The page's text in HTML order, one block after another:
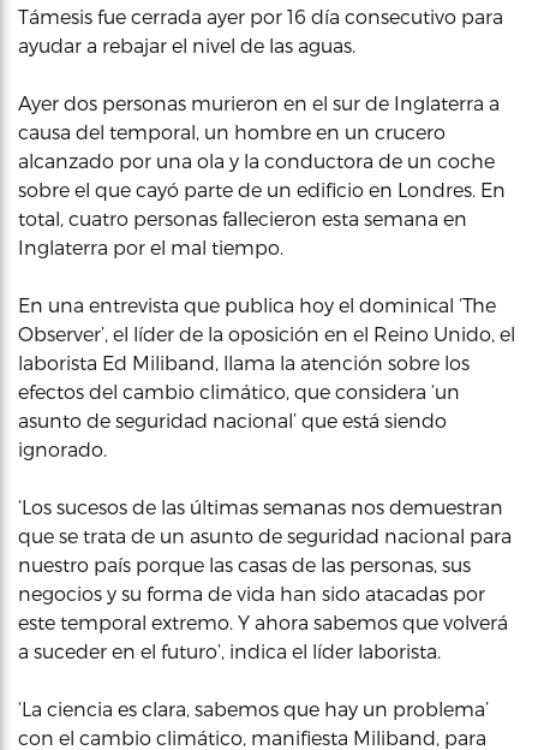
Támesis fue cerrada ayer por 16 día consecutivo para
ayudar a rebajar el nivel de las aguas.
Ayer dos personas murieron en el sur de Inglaterra a
causa del temporal, un hombre en un crucero
alcanzado por una ola y la conductora de un coche
sobre el que cayó parte de un edificio en Londres. En
total, cuatro personas fallecieron esta semana en
Inglaterra por el mal tiempo.
En una entrevista que publica hoy el dominical ‘The
Observer’, el líder de la oposición en el Reino Unido, el
laborista Ed Miliband, llama la atención sobre los
efectos del cambio climático, que considera ‘un
asunto de seguridad nacional’ que está siendo
ignorado.
‘Los sucesos de las últimas semanas nos demuestran
que se trata de un asunto de seguridad nacional para
nuestro país porque las casas de las personas, sus
negocios y su forma de vida han sido atacadas por
este temporal extremo. Y ahora sabemos que volverá
a suceder en el futuro’, indica el líder laborista.
‘La ciencia es clara, sabemos que hay un problema’
con el cambio climático, manifiesta Miliband, para